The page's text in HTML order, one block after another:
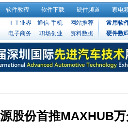
软件教程 软件下载 硬件频道 家电
ＩＴ业界 通信·手机
网站推荐
电子商务 职场创业 资料数据
常用软
硬件数
股份首推MAXHUB万